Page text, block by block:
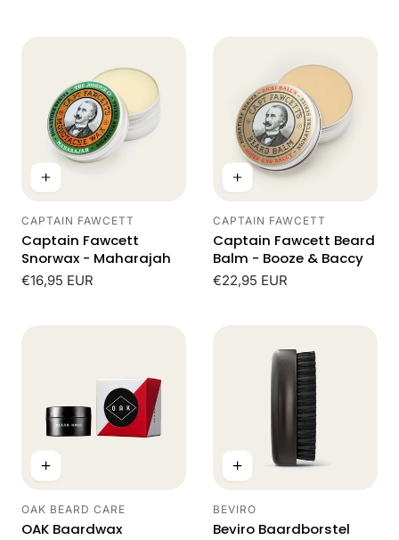
Leverancier:
CAPTAIN FAWCETT
Captain Fawcett
Snorwax - Maharajah
Normale
€16,95 EUR
Leverancier:
CAPTAIN FAWCETT
Captain Fawcett Beard
Balm - Booze & Baccy
Normale
€22,95 EUR
Leverancier:
OAK BEARD CARE
OAK Baardwax
Leverancier:
BEVIRO
Beviro Baardborstel